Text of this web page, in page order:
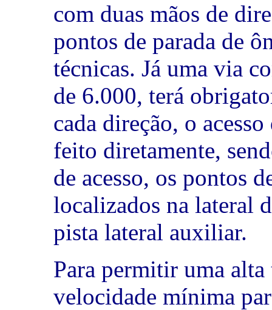
com duas mãos de
pontos de parada de
técnicas. Já uma via
de 6.000, terá
cada direção, o
feito diretamente,
de acesso, os pontos
localizados na lateral
pista lateral auxiliar.
Para permitir uma alta
velocidade mínima